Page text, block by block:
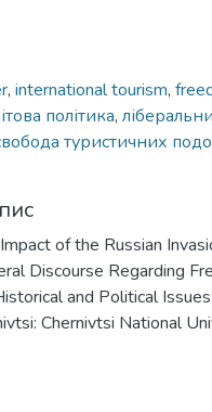
, international tourism,
політика,
туристичних
of the Russian
Discourse Regarding
and Political
Chernivtsi National